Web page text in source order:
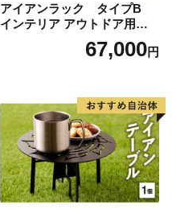
アイアンラック タイプB
インテリア アウトドア用品
レジャー キャンプ67,000円